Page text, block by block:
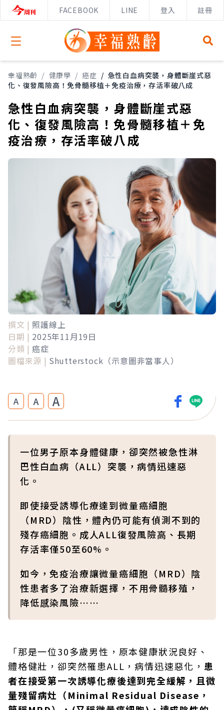
FACEBOOK LINE 登入 註冊
Open menu
幸福熟齡 / 健康學 / 癌症 / 急性白血病突襲，身體斷崖式惡
化、復發風險高！免骨髓移植＋免疫治療，存活率破八成
急性白血病突襲，身體斷崖式惡
化、復發風險高！免骨髓移植＋免
疫治療，存活率破八成
撰文 | 照護線上
日期 | 2025年11月19日
分類 | 癌症
圖檔來源 | Shutterstock（示意圖非當事人）
A A A
一位男子原本身體健康，卻突然被急性淋
巴性白血病（ALL）突襲，病情迅速惡
化。
即使接受誘導化療達到微量癌細胞
（MRD）陰性，體內仍可能有偵測不到的
殘存癌細胞。成人ALL復發風險高、長期
存活率僅50至60%。
如今，免疫治療讓微量癌細胞（MRD）陰
性患者多了治療新選擇，不用骨髓移殖，
降低感染風險……
「那是一位30多歲男性，原本健康狀況良好、
體格健壯，卻突然罹患ALL，病情迅速惡化， 患
者在接受第一次誘導化療後達到完全緩解，且微
量殘留病灶（Minimal Residual Disease，